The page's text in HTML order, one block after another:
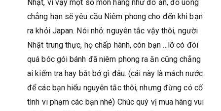
Nhật, vì vậy một số món hàng như đồ ăn, đồ uống
chẳng hạn sẽ yêu cầu Niêm phong cho đến khi bạn
ra khỏi Japan. Nói nhỏ: nguyên tắc vậy thôi, người
Nhật trung thực, họ chấp hành, còn bạn …lỡ có đói
quá bóc gói bánh đã niêm phong ra ăn cũng chẳng
ai kiểm tra hay bắt bớ gì đâu. (cái này là mách nước
để các bạn hiểu nguyên tắc thôi, nhưng đừng có cố
tình vi phạm các bạn nhé) Chúc quý vị mua hàng vui